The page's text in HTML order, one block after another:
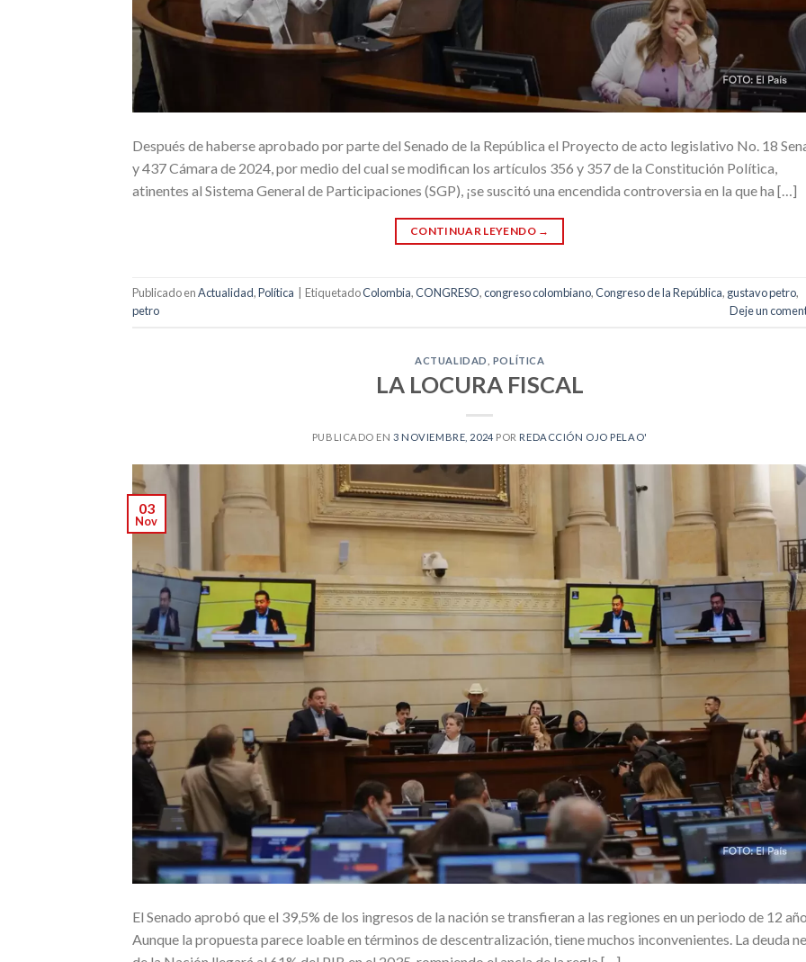
Después de haberse aprobado por parte del Senado de la República el Proyecto de acto legislativo No. 18
y 437 Cámara de 2024, por medio del cual se modifican los artículos 356 y 357 de la Constitución Política,
atinentes al Sistema General de Participaciones (SGP), ¡se suscitó una encendida controversia en la que ha […]
CONTINUAR LEYENDO →
Publicado enActualidad,Política EtiquetadoColombia,CONGRESO,congreso colombiano,Congreso de la República, gustavo petro,
petro
Deje un
ACTUALIDAD POLÍTICA
LA LOCURA FISCAL
PUBLICADO EN3 NOVIEMBRE, 2024 POR REDACCIÓN OJO PELAO'
03
Nov
El Senado aprobó que el 39,5% de los ingresos de la nación se transfieran a las regiones en un periodo de 12
Aunque la propuesta parece loable en términos de descentralización, tiene muchos inconvenientes. La deuda